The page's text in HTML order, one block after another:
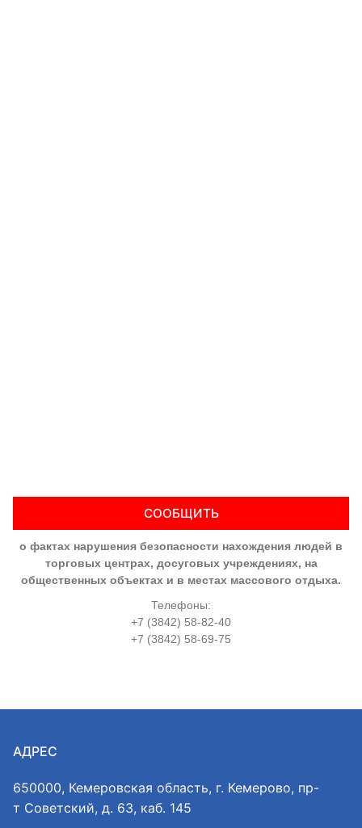
СООБЩИТЬ
о фактах нарушения безопасности нахождения людей в
торговых центрах, досуговых учреждениях, на
общественных объектах и в местах массового отдыха.
Телефоны:
+7 (3842) 58-82-40
+7 (3842) 58-69-75
АДРЕС
650000, Кемеровская область, г. Кемерово, пр-
т Советский, д. 63, каб. 145